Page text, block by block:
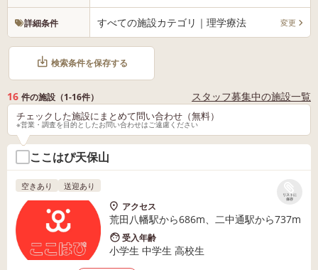
詳細条件 すべての施設カテゴリ｜理学療法 変更
検索条件を保存する
16 件の施設（1-16件） スタッフ募集中の施設一覧
チェックした施設にまとめて問い合わせ（無料）
※営業・調査を目的としたお問い合わせはご遠慮ください
ここはぴ天保山
リストに
保存
空きあり 送迎あり
アクセス
荒田八幡駅から686m、二中通駅から737m
受入年齢
小学生 中学生 高校生